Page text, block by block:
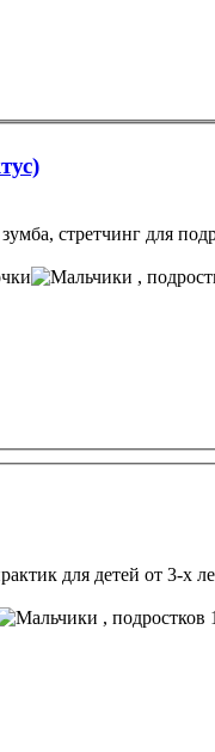
стретчинг для
,
для детей от 3-х
, подростков